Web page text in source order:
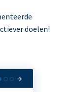
doelen!